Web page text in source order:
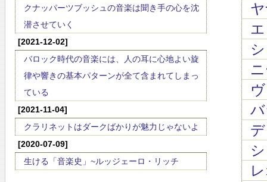
クナッパーツブッシュの音楽は聞き手の心を沈
潜させていく
[2021-12-02]
バロック時代の音楽には、人の耳に心地よい旋
律や響きの基本パターンが全て含まれてしまっ
ている
[2021-11-04]
クラリネットはダークばかりが魅力じゃないよ
[2020-07-09]
生ける「音楽史」~ルッジェーロ・リッチ